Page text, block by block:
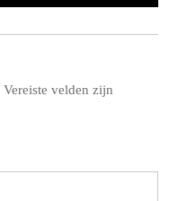
Vereiste velden zijn